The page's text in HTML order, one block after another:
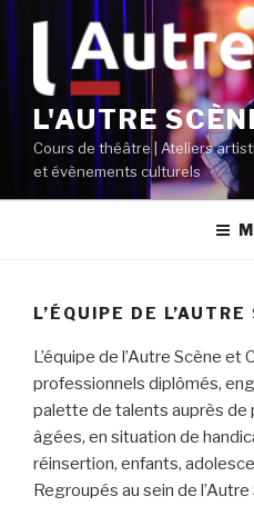
principal
L'AUTRE
Cours de théâtre | Ateliers
et évènements culturels
L’ÉQUIPE DE L’AUTRE
L’équipe de l’Autre Scène
professionnels diplômés,
palette de talents auprès de
âgées, en situation de
réinsertion, enfants,
Regroupés au sein de